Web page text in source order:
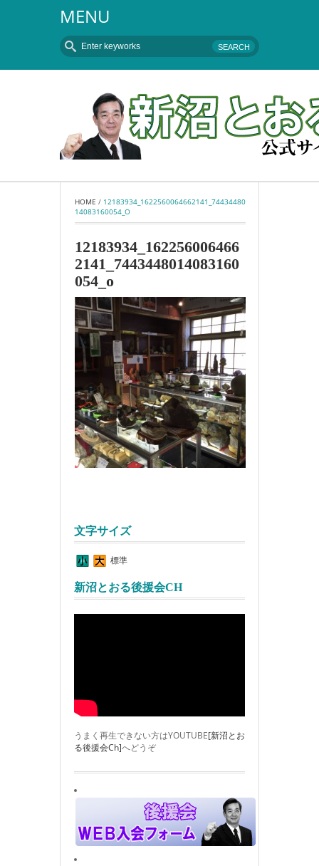
MENU
HOME / 12183934_1622560064662141_74434480
14083160054_O
12183934_162256006466
2141_7443448014083160
054_o
文字サイズ
標準
新沼とおる後援会CH
うまく再生できない方はYOUTUBE[新沼とお
る後援会Ch]へどうぞ